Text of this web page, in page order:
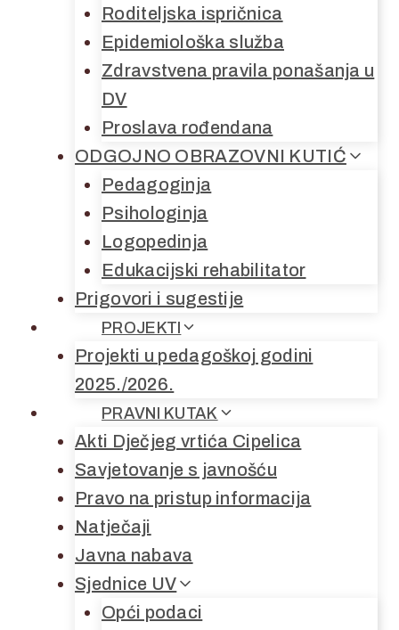
Roditeljska ispričnica
Epidemiološka služba
Zdravstvena pravila ponašanja u
DV
Proslava rođendana
ODGOJNO OBRAZOVNI KUTIĆ
Pedagoginja
Psihologinja
Logopedinja
Edukacijski rehabilitator
Prigovori i sugestije
PROJEKTI
Projekti u pedagoškoj godini
2025./2026.
PRAVNI KUTAK
Akti Dječjeg vrtića Cipelica
Savjetovanje s javnošću
Pravo na pristup informacija
Natječaji
Javna nabava
Sjednice UV
Opći podaci